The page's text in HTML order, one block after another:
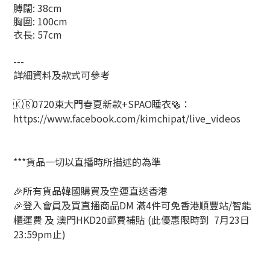
膊闊: 38cm
胸圍: 100cm
衣長: 57cm
---
詳細資料及款式可參考
🇰🇷0720東大門春夏新款+SPAO睡衣🥯：
https://www.facebook.com/kimchipat/live_videos
***貨品一切以直播時所描述的為準
🎉所有貨品韓國購買及空運直送香港
🎉登入會員及買直播商品DM 滿4件可免香港順豐站/智能
櫃運費 及 澳門HKD20郵費補貼 (此優惠限時到 7月23日
23:59pm止)